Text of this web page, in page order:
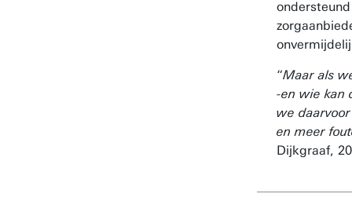
“Maar als
-en wie kan
we
en meer
Dijkgraaf,